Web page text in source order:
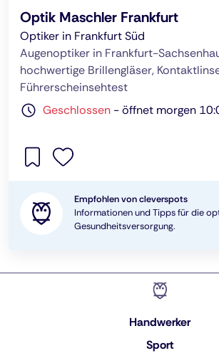
Optik Maschler Frankfurt
Optiker in Frankfurt Süd
Augenoptiker in Frankfurt-
hochwertige Brillengläser,
Führerscheinsehtest
Geschlossen -öffnet morgen
Empfohlen von cleverspots
Informationen und Tipps für die
Gesundheitsversorgung.
Handwerker
Sport